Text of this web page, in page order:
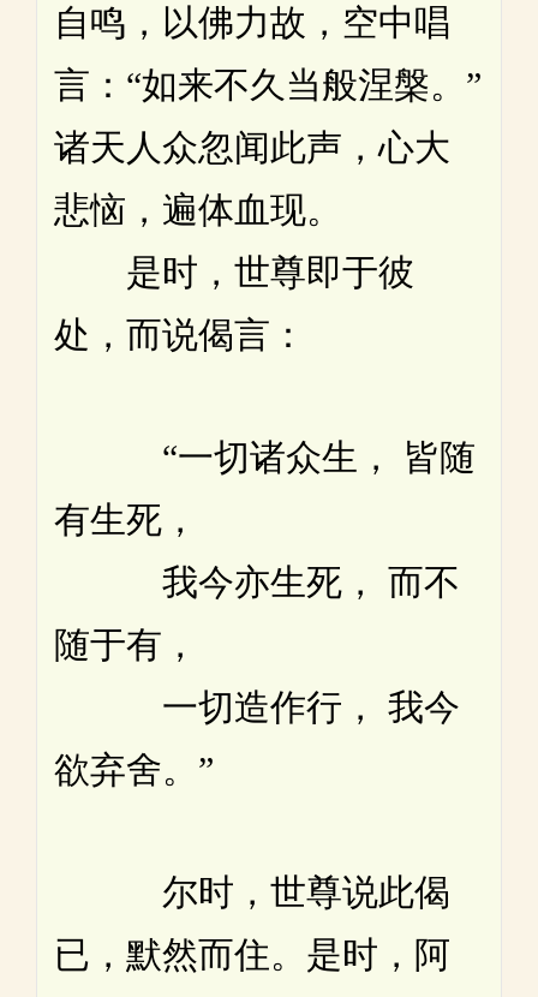
自鸣，以佛力故，空中唱
言：“如来不久当般涅槃。”
诸天人众忽闻此声，心大
悲恼，遍体血现。
是时，世尊即于彼
处，而说偈言：
“一切诸众生， 皆随
有生死，
我今亦生死， 而不
随于有，
一切造作行， 我今
欲弃舍。”
尔时，世尊说此偈
已，默然而住。是时，阿